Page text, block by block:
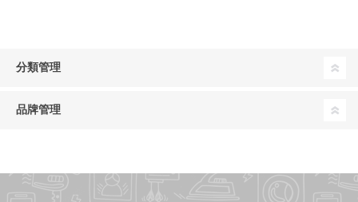
分類管理
品牌管理